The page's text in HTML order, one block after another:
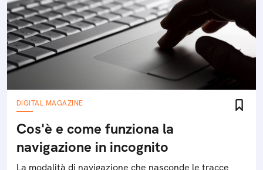
DIGITAL MAGAZINE
Cos'è e come funziona la
navigazione in incognito
La modalità di navigazione che nasconde le tracce